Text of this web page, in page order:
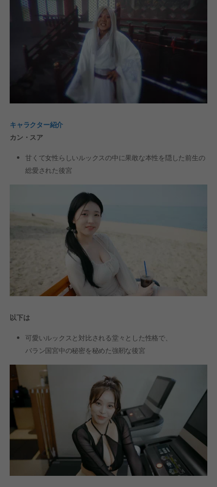
キャラクター紹介
カン・スア
甘くて女性らしいルックスの中に果敢な本性を隠した前生の
総愛された後宮
以下は
可愛いルックスと対比される堂々とした性格で、
バラン国宮中の秘密を秘めた強靭な後宮